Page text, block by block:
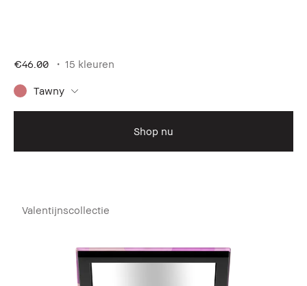
€46.00 15 kleuren
Tawny
Shop nu
Valentijnscollectie